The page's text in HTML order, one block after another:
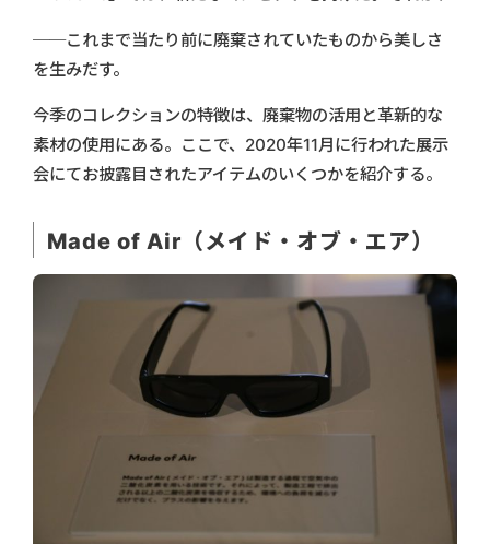
──これまで当たり前に廃棄されていたものから美しさ
を生みだす。
今季のコレクションの特徴は、廃棄物の活用と革新的な
素材の使用にある。ここで、2020年11月に行われた展示
会にてお披露目されたアイテムのいくつかを紹介する。
Made of Air（メイド・オブ・エア）